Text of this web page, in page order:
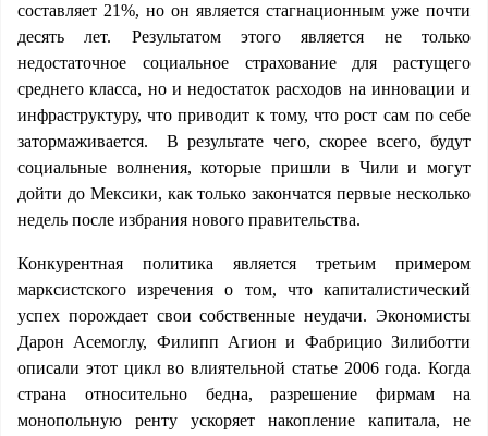
составляет 21%, но он является стагнационным уже почти
десять лет. Результатом этого является не только
недостаточное социальное страхование для растущего
среднего класса, но и недостаток расходов на инновации и
инфраструктуру, что приводит к тому, что рост сам по себе
затормаживается. В результате чего, скорее всего, будут
социальные волнения, которые пришли в Чили и могут
дойти до Мексики, как только закончатся первые несколько
недель после избрания нового правительства.
Конкурентная политика является третьим примером
марксистского изречения о том, что капиталистический
успех порождает свои собственные неудачи. Экономисты
Дарон Асемоглу, Филипп Агион и Фабрицио Зилиботти
описали этот цикл во влиятельной статье 2006 года. Когда
страна относительно бедна, разрешение фирмам на
монопольную ренту ускоряет накопление капитала, не